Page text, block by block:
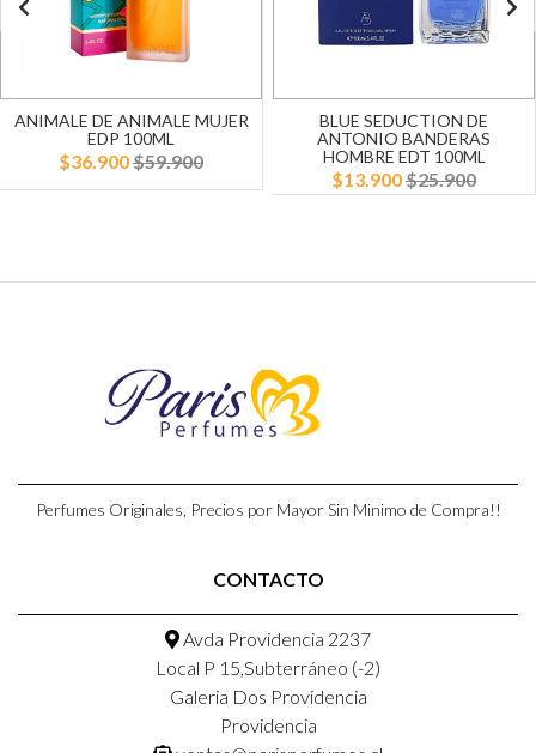
ANIMALE DE ANIMALE MUJER
EDP 100ML
$36.900$59.900
BLUE SEDUCTION DE
ANTONIO BANDERAS
HOMBRE EDT 100ML
$13.900$25.900
Perfumes Originales, Precios por Mayor Sin Minimo de Compra!!
CONTACTO
Avda Providencia 2237
Local P 15,Subterráneo (-2)
Galeria Dos Providencia
Providencia